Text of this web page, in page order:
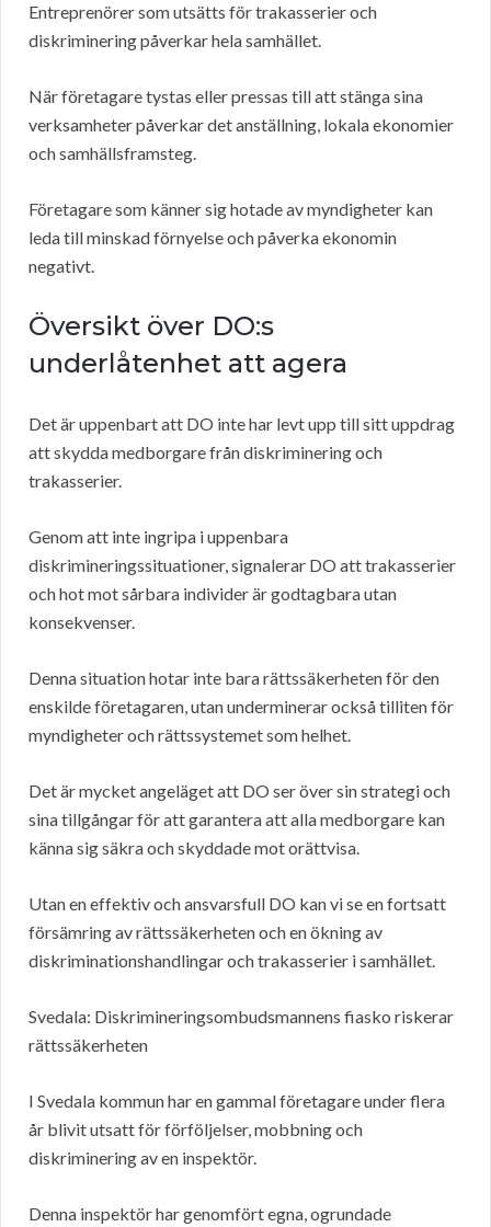
Entreprenörer som utsätts för trakasserier och
diskriminering påverkar hela samhället.
När företagare tystas eller pressas till att stänga sina
verksamheter påverkar det anställning, lokala ekonomier
och samhällsframsteg.
Företagare som känner sig hotade av myndigheter kan
leda till minskad förnyelse och påverka ekonomin
negativt.
Översikt över DO:s
underlåtenhet att agera
Det är uppenbart att DO inte har levt upp till sitt uppdrag
att skydda medborgare från diskriminering och
trakasserier.
Genom att inte ingripa i uppenbara
diskrimineringssituationer, signalerar DO att trakasserier
och hot mot sårbara individer är godtagbara utan
konsekvenser.
Denna situation hotar inte bara rättssäkerheten för den
enskilde företagaren, utan underminerar också tilliten för
myndigheter och rättssystemet som helhet.
Det är mycket angeläget att DO ser över sin strategi och
sina tillgångar för att garantera att alla medborgare kan
känna sig säkra och skyddade mot orättvisa.
Utan en effektiv och ansvarsfull DO kan vi se en fortsatt
försämring av rättssäkerheten och en ökning av
diskriminationshandlingar och trakasserier i samhället.
Svedala: Diskrimineringsombudsmannens fiasko riskerar
rättssäkerheten
I Svedala kommun har en gammal företagare under flera
år blivit utsatt för förföljelser, mobbning och
diskriminering av en inspektör.
Denna inspektör har genomfört egna, ogrundade